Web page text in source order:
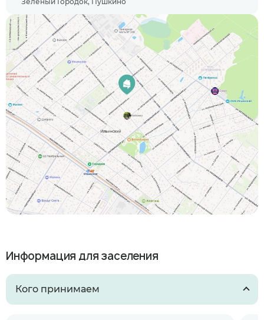
Информация для заселения
Кого принимаем